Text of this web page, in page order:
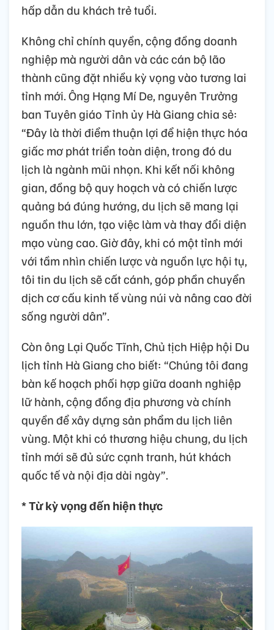
hấp dẫn du khách trẻ tuổi.
Không chỉ chính quyền, cộng đồng doanh
nghiệp mà người dân và các cán bộ lão
thành cũng đặt nhiều kỳ vọng vào tương lai
tỉnh mới. Ông Hạng Mí De, nguyên Trưởng
ban Tuyên giáo Tỉnh ủy Hà Giang chia sẻ:
“Đây là thời điểm thuận lợi để hiện thực hóa
giấc mơ phát triển toàn diện, trong đó du
lịch là ngành mũi nhọn. Khi kết nối không
gian, đồng bộ quy hoạch và có chiến lược
quảng bá đúng hướng, du lịch sẽ mang lại
nguồn thu lớn, tạo việc làm và thay đổi diện
mạo vùng cao. Giờ đây, khi có một tỉnh mới
với tầm nhìn chiến lược và nguồn lực hội tụ,
tôi tin du lịch sẽ cất cánh, góp phần chuyển
dịch cơ cấu kinh tế vùng núi và nâng cao đời
sống người dân”.
Còn ông Lại Quốc Tĩnh, Chủ tịch Hiệp hội Du
lịch tỉnh Hà Giang cho biết: “Chúng tôi đang
bàn kế hoạch phối hợp giữa doanh nghiệp
lữ hành, cộng đồng địa phương và chính
quyền để xây dựng sản phẩm du lịch liên
vùng. Một khi có thương hiệu chung, du lịch
tỉnh mới sẽ đủ sức cạnh tranh, hút khách
quốc tế và nội địa dài ngày”.
* Từ kỳ vọng đến hiện thực